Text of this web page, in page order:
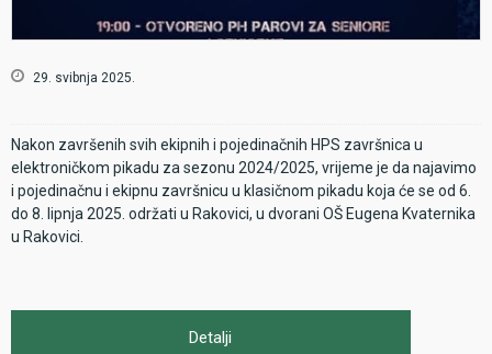
29. svibnja 2025.
Nakon završenih svih ekipnih i pojedinačnih HPS završnica u
elektroničkom pikadu za sezonu 2024/2025, vrijeme je da najavimo
i pojedinačnu i ekipnu završnicu u klasičnom pikadu koja će se od 6.
do 8. lipnja 2025. održati u Rakovici, u dvorani OŠ Eugena Kvaternika
u Rakovici.
Detalji